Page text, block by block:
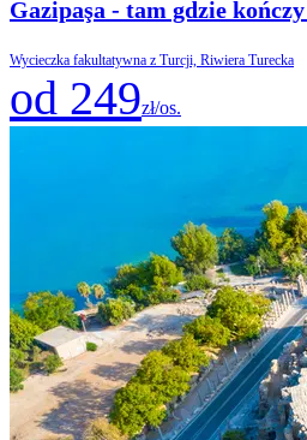
Gazipaşa - tam gdzie
Wycieczka fakultatywna z Turcji, Riwiera Turecka
od 249zł/os.